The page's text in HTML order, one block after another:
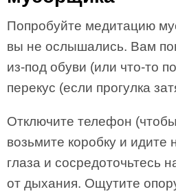
Попробуйте медитацию
вы не ослышались. Вам
из-под обуви (или что-то
перекус (если прогулка
Отключите телефон
возьмите коробку и идите
глаза и сосредоточьтесь
от дыхания. Ощутите